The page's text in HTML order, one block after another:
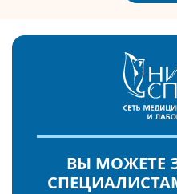
ВЫ МОЖЕТЕ